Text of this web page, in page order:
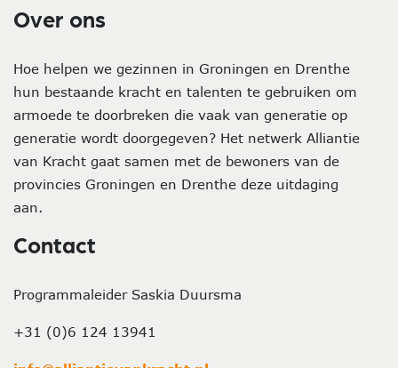
Over ons
Hoe helpen we gezinnen in Groningen en Drenthe
hun bestaande kracht en talenten te gebruiken om
armoede te doorbreken die vaak van generatie op
generatie wordt doorgegeven? Het netwerk Alliantie
van Kracht gaat samen met de bewoners van de
provincies Groningen en Drenthe deze uitdaging
aan.
Contact
Programmaleider Saskia Duursma
+31 (0)6 124 13941